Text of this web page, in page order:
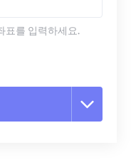
표를 입력하세요.